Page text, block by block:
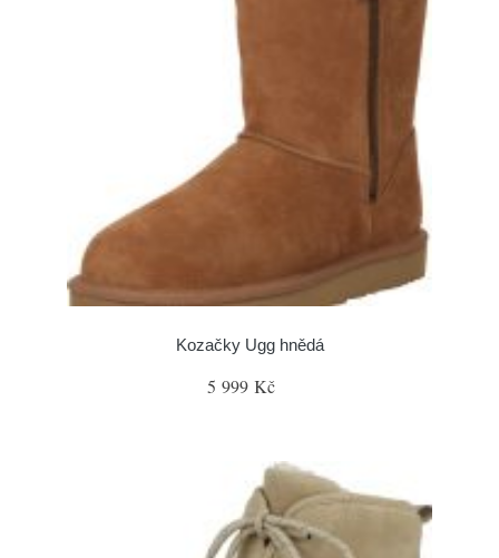
Kozačky Ugg hnědá
5 999 Kč